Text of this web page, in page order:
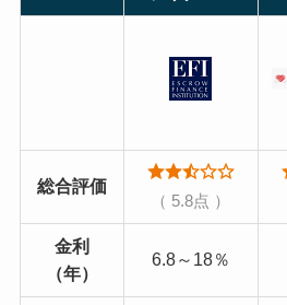
総合評価
（ 5.8点 ）
金利
（年）
6.8～18％